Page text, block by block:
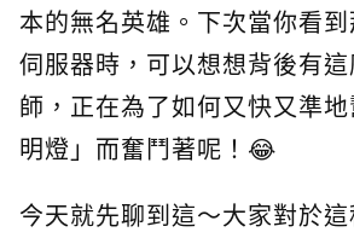
本的無名英雄。下次當你看
伺服器時，可以想想背後有
師，正在為了如何又快又準
明燈」而奮鬥著呢！😂
今天就先聊到這～大家對於